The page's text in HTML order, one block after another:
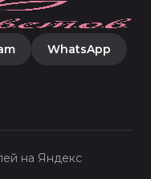
WhatsApp
на Яндекс